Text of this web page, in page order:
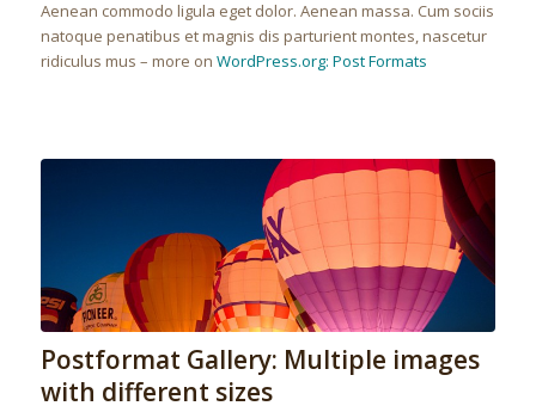
Aenean commodo ligula eget dolor. Aenean massa. Cum sociis
natoque penatibus et magnis dis parturient montes, nascetur
ridiculus mus – more on WordPress.org: Post Formats
Postformat Gallery: Multiple images
with different sizes